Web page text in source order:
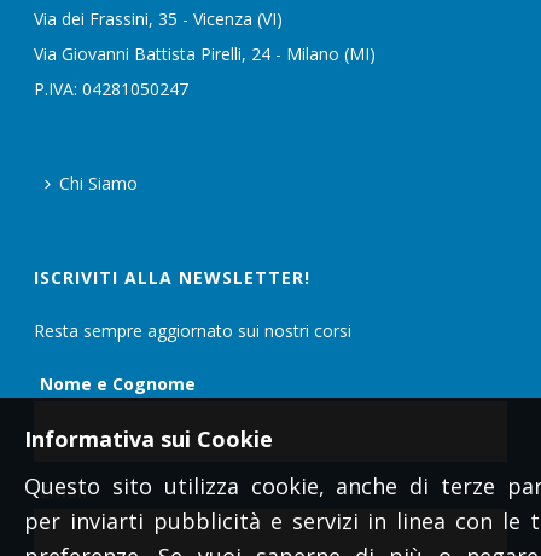
Via dei Frassini, 35 - Vicenza (VI)
Via Giovanni Battista Pirelli, 24 - Milano (MI)
P.IVA: 04281050247
Chi Siamo
ISCRIVITI ALLA NEWSLETTER!
Resta sempre aggiornato sui nostri corsi
Nome e Cognome
Email
Informativa sui Cookie
Questo sito utilizza cookie, anche di terze
per inviarti pubblicità e servizi in linea con le